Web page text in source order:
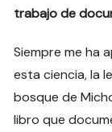
trabajo de
Siempre me ha
esta ciencia, la
bosque de
libro que